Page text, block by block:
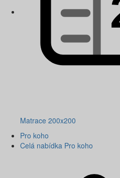
Matrace 200x200
Pro koho
Celá nabídka Pro koho